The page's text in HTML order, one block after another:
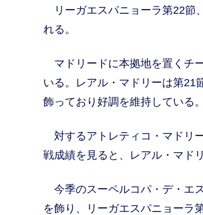
リーガエスパニョーラ第22節
れる。
マドリードに本拠地を置くチ
いる。レアル・マドリーは第21
飾っており好調を維持している。
対するアトレティコ・マドリ
戦成績を見ると、レアル・マド
今季のスーペルコパ・デ・エ
を飾り、リーガエスパニョーラ